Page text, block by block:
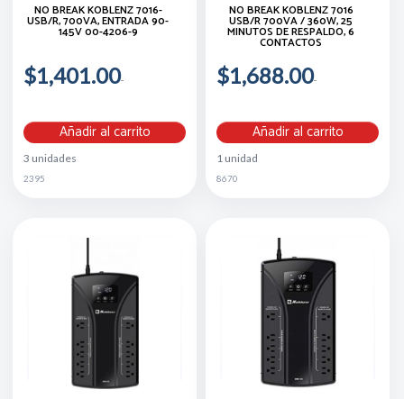
NO BREAK KOBLENZ 7016-
USB/R, 700VA, ENTRADA 90-
145V 00-4206-9
$1,401.00
Añadir al carrito
3 unidades
2395
NO BREAK KOBLENZ 7016
USB/R 700VA / 360W, 25
MINUTOS DE RESPALDO, 6
CONTACTOS
$1,688.00
Añadir al carrito
1 unidad
8670